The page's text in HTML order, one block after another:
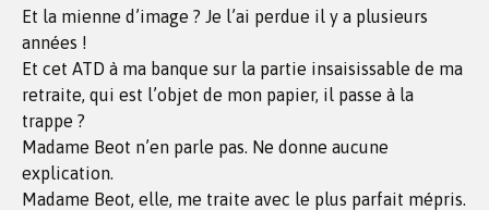
Et la mienne d’image ? Je l’ai perdue il y a plusieurs
années !
Et cet ATD à ma banque sur la partie insaisissable de ma
retraite, qui est l’objet de mon papier, il passe à la
trappe ?
Madame Beot n’en parle pas. Ne donne aucune
explication.
Madame Beot, elle, me traite avec le plus parfait mépris.